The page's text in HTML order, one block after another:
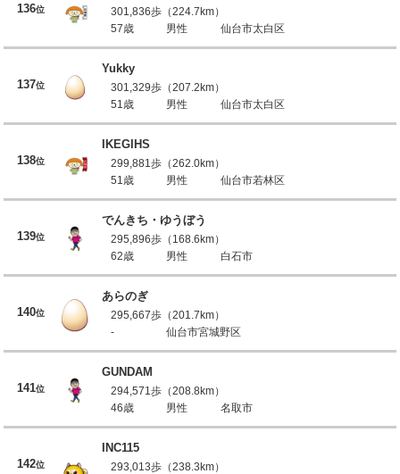
136位
301,836歩（224.7km）
57歳
男性 仙台市太白区
137位
Yukky
301,329歩（207.2km）
51歳
男性 仙台市太白区
138位
IKEGIHS
299,881歩（262.0km）
51歳
男性 仙台市若林区
139位
でんきち・ゆうぼう
295,896歩（168.6km）
62歳
男性 白石市
140位
あらのぎ
295,667歩（201.7km）
-
仙台市宮城野区
141位
GUNDAM
294,571歩（208.8km）
46歳
男性 名取市
142位
INC115
293,013歩（238.3km）